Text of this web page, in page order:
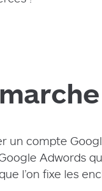
un compte
Adwords
l’on fixe les